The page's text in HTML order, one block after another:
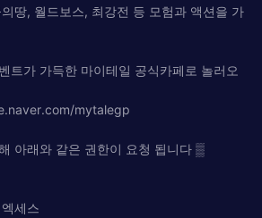
땅, 월드보스, 최강전 등 모험과 액션을 가
트가 가득한 마이테일 공식카페로 놀러오
mytalegp
아래와 같은 권한이 요청 됩니다 ▒
세스